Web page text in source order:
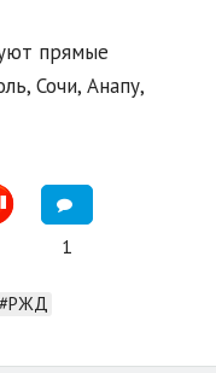
прямые
Сочи, Анапу,
1
#РЖД